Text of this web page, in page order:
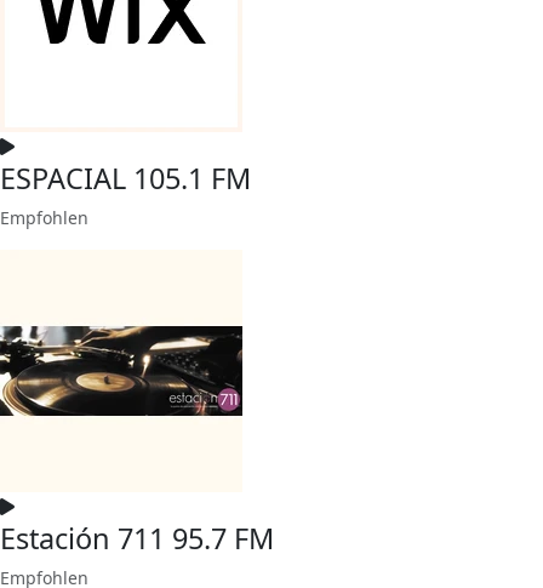
ESPACIAL 105.1 FM
Empfohlen
Estación 711 95.7 FM
Empfohlen